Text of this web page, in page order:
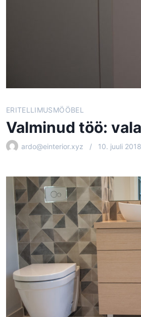
ERITELLIMUSMÖÖBEL
Valminud töö:
ardo@einterior.xyz 10. juuli 2018